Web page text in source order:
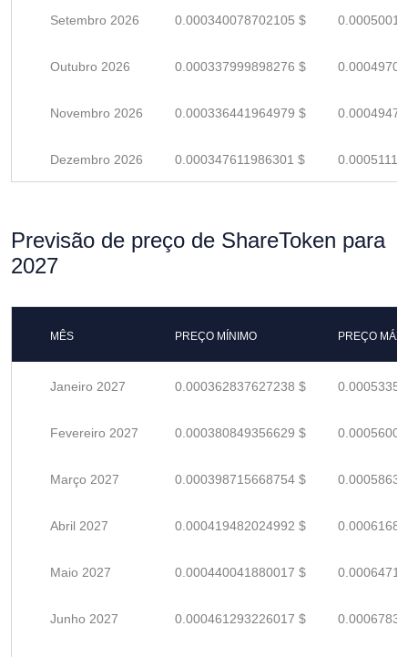
Setembro 2026 0.000340078702105 $
Outubro 2026 0.000337999898276 $
Novembro 2026 0.000336441964979 $
Dezembro 2026 0.000347611986301 $
Previsão de preço de ShareToken para
2027
MÊS PREÇO MÍNIMO PREÇO
Janeiro 2027 0.000362837627238 $
Fevereiro 2027 0.000380849356629 $
Março 2027 0.000398715668754 $
Abril 2027 0.000419482024992 $
Maio 2027 0.000440041880017 $
Junho 2027 0.000461293226017 $